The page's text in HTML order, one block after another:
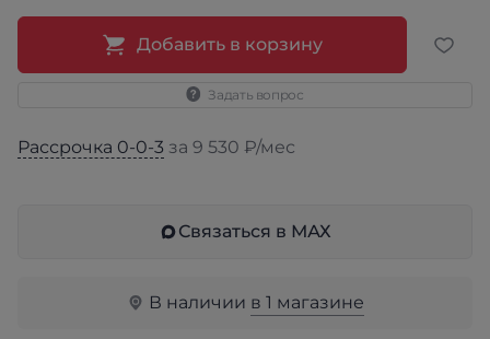
Добавить в корзину
Задать вопрос
Рассрочка 0-0-3 за 9 530 ₽/мес
Связаться в МАХ
В наличии в 1 магазине